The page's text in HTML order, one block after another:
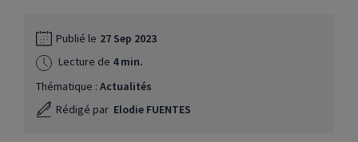
Publié le 27 Sep 2023
Lecture de 4 min.
Thématique : Actualités
Rédigé par Elodie FUENTES